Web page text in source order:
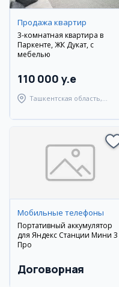
Продажа квартир
3-комнатная квартира в
Паркенте, ЖК Дукат, с
мебелью
110 000 y.e
Ташкентская область,
Мобильные телефоны
Портативный аккумулятор
для Яндекс Станции Мини 3
Про
Договорная